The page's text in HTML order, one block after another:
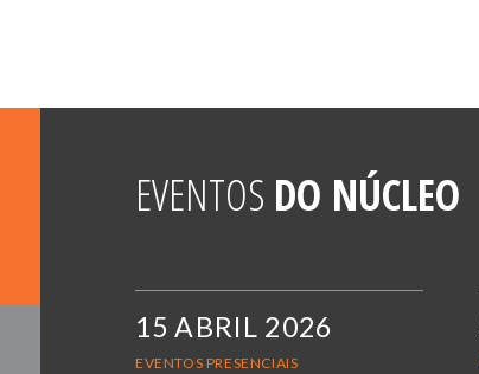
EVENTOS DO NÚCLEO
15 ABRIL 2026
EVENTOS PRESENCIAIS